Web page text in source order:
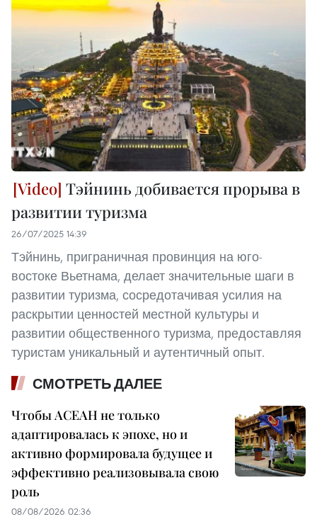
Тэйнинь добивается прорыва в
развитии туризма
26/07/2025 14:39
Тэйнинь, приграничная провинция на юго-
востоке Вьетнама, делает значительные шаги в
развитии туризма, сосредотачивая усилия на
раскрытии ценностей местной культуры и
развитии общественного туризма, предоставляя
туристам уникальный и аутентичный опыт.
СМОТРЕТЬ ДАЛЕЕ
Чтобы АСЕАН не только
адаптировалась к эпохе, но и
активно формировала будущее и
эффективно реализовывала свою
роль
08/08/2026 02:36